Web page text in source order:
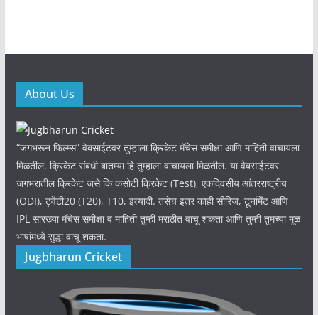
About Us
“जगभरून फिल्म्स” वेबसाईटवर तुम्हाला क्रिकेट मॅचेस समीक्षा आणि माहिती वाचायला
मिळतील. क्रिकेट संबधी बातम्या हि तुम्हाला वाचायला मिळतील. या वेबसाईटवर
जगभरातील क्रिकेट जसे कि कसोटी क्रिकेट (Test), एकदिवसीय आंतरराष्ट्रीय
(ODI), ट्वेंटी20 (T20), T10, इत्यादी. तसेच इतर काही सीरिज, टूर्नामेंट आणि
IPL सारख्या मॅचेस समीक्षा व माहिती तुम्ही मराठीत वाचू शकता आणि तुम्ही तुमच्या मूळ
भाषांमध्ये सुद्धा वाचू शकता.
Jugbharun Cricket